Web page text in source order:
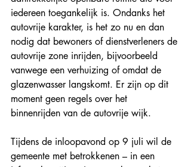
iedereen toegankelijk is. Ondanks het
autovrije karakter, is het zo nu en dan
nodig dat bewoners of dienstverleners de
autovrije zone inrijden, bijvoorbeeld
vanwege een verhuizing of omdat de
glazenwasser langskomt. Er zijn op dit
moment geen regels over het
binnenrijden van de autovrije wijk.
Tijdens de inloopavond op 9 juli wil de
gemeente met betrokkenen – in een